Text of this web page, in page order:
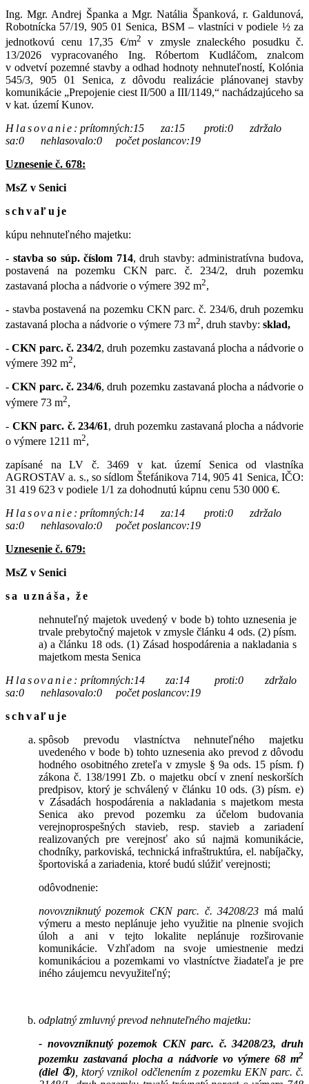
Ing. Mgr. Andrej Španka a Mgr. Natália Španková, r. Galdunová,
Robotnícka 57/19, 905 01 Senica, BSM – vlastníci v podiele ½ za
jednotkovú cenu 17,35 €/m2 v zmysle znaleckého posudku č.
13/2026 vypracovaného Ing. Róbertom Kudláčom, znalcom
v odvetví pozemné stavby a odhad hodnoty nehnuteľností, Kolónia
545/3, 905 01 Senica, z dôvodu realizácie plánovanej stavby
komunikácie „Prepojenie ciest II/500 a III/1149,“ nachádzajúceho sa
v kat. území Kunov.
Hlasovanie : prítomných:15 za:15 proti:0 zdržalo
sa:0 nehlasovalo:0 počet poslancov:19
Uznesenie č. 678:
MsZ v Senici
schvaľuje
kúpu nehnuteľného majetku:
- stavba so súp. číslom 714, druh stavby: administratívna budova,
postavená na pozemku CKN parc. č. 234/2, druh pozemku
zastavaná plocha a nádvorie o výmere 392 m2,
- stavba postavená na pozemku CKN parc. č. 234/6, druh pozemku
zastavaná plocha a nádvorie o výmere 73 m2, druh stavby: sklad,
-CKN parc. č. 234/2, druh pozemku zastavaná plocha a nádvorie o
výmere 392 m2,
-CKN parc. č. 234/6, druh pozemku zastavaná plocha a nádvorie o
výmere 73 m2,
- CKN parc. č. 234/61, druh pozemku zastavaná plocha a nádvorie
o výmere 1211 m2,
zapísané na LV č. 3469 v kat. území Senica od vlastníka
AGROSTAV a. s., so sídlom Štefánikova 714, 905 41 Senica, IČO:
31 419 623 v podiele 1/1 za dohodnutú kúpnu cenu 530 000 €.
Hlasovanie : prítomných:14 za:14 proti:0 zdržalo
sa:0 nehlasovalo:0 počet poslancov:19
Uznesenie č. 679:
MsZ v Senici
sa uznáša, že
nehnuteľný majetok uvedený v bode b) tohto uznesenia je
trvale prebytočný majetok v zmysle článku 4 ods. (2) písm.
a) a článku 18 ods. (1) Zásad hospodárenia a nakladania s
majetkom mesta Senica
Hlasovanie : prítomných:14 za:14 proti:0 zdržalo
sa:0 nehlasovalo:0 počet poslancov:19
schvaľuje
spôsob prevodu vlastníctva nehnuteľného majetku
uvedeného v bode b) tohto uznesenia ako prevod z dôvodu
hodného osobitného zreteľa v zmysle § 9a ods. 15 písm. f)
zákona č. 138/1991 Zb. o majetku obcí v znení neskorších
predpisov, ktorý je schválený v článku 10 ods. (3) písm. e)
v Zásadách hospodárenia a nakladania s majetkom mesta
Senica ako prevod pozemku za účelom budovania
verejnoprospešných stavieb, resp. stavieb a zariadení
realizovaných pre verejnosť ako sú najmä komunikácie,
chodníky, parkoviská, technická infraštruktúra, el. nabíjačky,
športoviská a zariadenia, ktoré budú slúžiť verejnosti;
odôvodnenie:
novovzniknutý pozemok CKN parc. č. 34208/23 má malú
výmeru a mesto neplánuje jeho využitie na plnenie svojich
úloh a ani v tejto lokalite neplánuje rozširovanie
komunikácie. Vzhľadom na svoje umiestnenie medzi
komunikáciou a pozemkami vo vlastníctve žiadateľa je pre
iného záujemcu nevyužiteľný;
odplatný zmluvný prevod nehnuteľného majetku:
- novovzniknutý pozemok CKN parc. č. 34208/23, druh
pozemku zastavaná plocha a nádvorie vo výmere 68 m2
(diel ①), ktorý vznikol odčlenením z pozemku EKN parc. č.